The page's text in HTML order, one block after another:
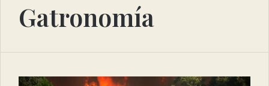
Gatronomía